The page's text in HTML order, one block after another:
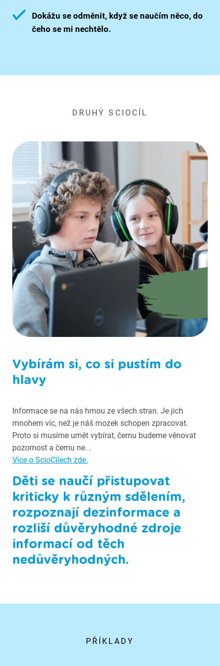
Dokážu se odměnit, když se naučím něco, do
čeho se mi nechtělo.
DRUHÝ SCIOCÍL
Vybírám si, co si pustím do
hlavy
Informace se na nás hrnou ze všech stran. Je jich
mnohem víc, než je náš mozek schopen zpracovat.
Proto si musíme umět vybírat, čemu budeme věnovat
pozornost a čemu ne. .
Více o ScioCílech zde.
Děti se naučí přistupovat
kriticky k různým sdělením,
rozpoznají dezinformace a
rozliší důvěryhodné zdroje
informací od těch
nedůvěryhodných.
PŘÍKLADY